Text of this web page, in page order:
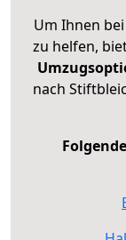
Um Ihnen
zu helfen,
nach